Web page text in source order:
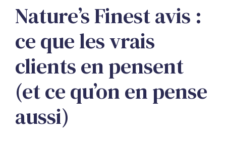
Nature’s Finest avis :
ce que les vrais
clients en pensent
(et ce qu’on en pense
aussi)